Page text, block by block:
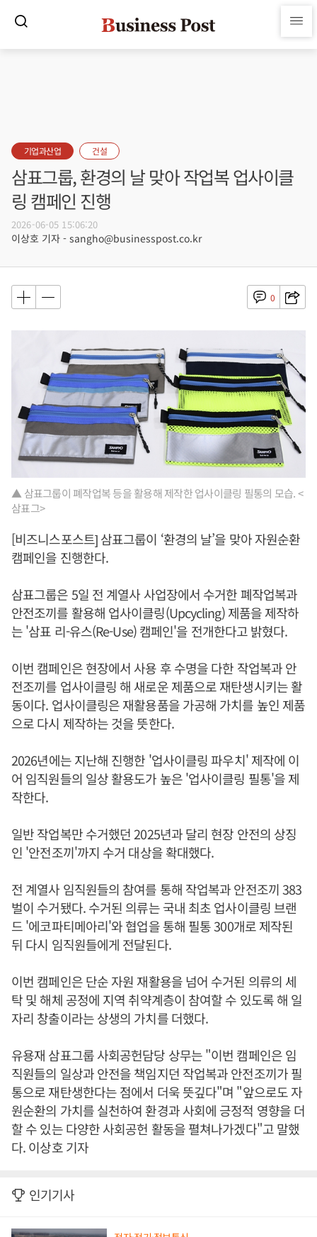
기업과산업 건설
삼표그룹, 환경의 날 맞아 작업복 업사이클
링 캠페인 진행
2026-06-05 15:06:20
이상호 기자 - sangho@businesspost.co.kr
0
▲ 삼표그룹이 폐작업복 등을 활용해 제작한 업사이클링 필통의 모습. <
삼표그>
[비즈니스포스트] 삼표그룹이 ‘환경의 날’을 맞아 자원순환
캠페인을 진행한다.
삼표그룹은 5일 전 계열사 사업장에서 수거한 폐작업복과
안전조끼를 활용해 업사이클링(Upcycling) 제품을 제작하
는 '삼표 리-유스(Re-Use) 캠페인'을 전개한다고 밝혔다.
이번 캠페인은 현장에서 사용 후 수명을 다한 작업복과 안
전조끼를 업사이클링 해 새로운 제품으로 재탄생시키는 활
동이다. 업사이클링은 재활용품을 가공해 가치를 높인 제품
으로 다시 제작하는 것을 뜻한다.
2026년에는 지난해 진행한 '업사이클링 파우치' 제작에 이
어 임직원들의 일상 활용도가 높은 '업사이클링 필통'을 제
작한다.
일반 작업복만 수거했던 2025년과 달리 현장 안전의 상징
인 '안전조끼'까지 수거 대상을 확대했다.
전 계열사 임직원들의 참여를 통해 작업복과 안전조끼 383
벌이 수거됐다. 수거된 의류는 국내 최초 업사이클링 브랜
드 '에코파티메아리'와 협업을 통해 필통 300개로 제작된
뒤 다시 임직원들에게 전달된다.
이번 캠페인은 단순 자원 재활용을 넘어 수거된 의류의 세
탁 및 해체 공정에 지역 취약계층이 참여할 수 있도록 해 일
자리 창출이라는 상생의 가치를 더했다.
유용재 삼표그룹 사회공헌담당 상무는 "이번 캠페인은 임
직원들의 일상과 안전을 책임지던 작업복과 안전조끼가 필
통으로 재탄생한다는 점에서 더욱 뜻깊다"며 "앞으로도 자
원순환의 가치를 실천하여 환경과 사회에 긍정적 영향을 더
할 수 있는 다양한 사회공헌 활동을 펼쳐나가겠다"고 말했
다. 이상호 기자
인기기사